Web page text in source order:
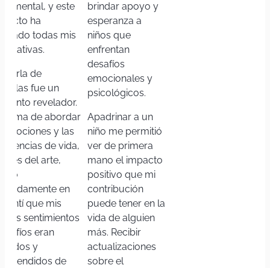
y este
ha
todas mis
de
fue un
revelador.
forma de abordar
emociones y las
de vida,
del arte,
en
Sentí que mis
sentimientos
eran
y
de
brindar apoyo y
esperanza a
niños que
enfrentan
desafíos
emocionales y
psicológicos.
Apadrinar a un
niño me permitió
ver de primera
mano el impacto
positivo que mi
contribución
puede tener en la
vida de alguien
más. Recibir
actualizaciones
sobre el